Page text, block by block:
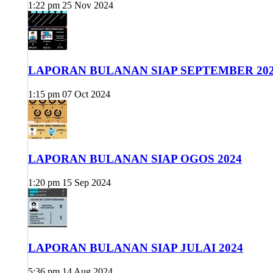
1:22 pm 25 Nov 2024
LAPORAN BULANAN SIAP SEPTEMBER
1:15 pm 07 Oct 2024
LAPORAN BULANAN SIAP OGOS 2024
1:20 pm 15 Sep 2024
LAPORAN BULANAN SIAP JULAI 2024